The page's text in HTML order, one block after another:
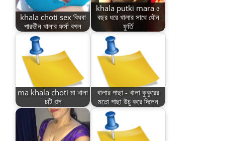
khala choti sex বিধবা
পারভীন খালার ফর্সা বগল
khala putki mara ৫
বছর ধরে খালার সাথে যৌন
ফুর্তি
ma khala choti মা খালা
চটি গল্প
খালার পাছা - খালা কুকুরের
মতো পাছা উচু করে দিলেন